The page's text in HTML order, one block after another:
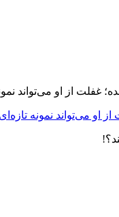
می‌تواند نمونه